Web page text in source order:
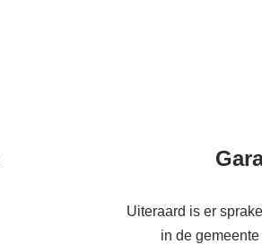
Uiteraard is er
in de